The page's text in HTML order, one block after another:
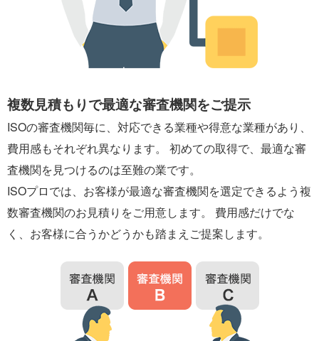
複数見積もりで最適な審査機関をご提示
ISOの審査機関毎に、対応できる業種や得意な業種があり、
費用感もそれぞれ異なります。 初めての取得で、最適な審
査機関を見つけるのは至難の業です。
ISOプロでは、お客様が最適な審査機関を選定できるよう複
数審査機関のお見積りをご用意します。 費用感だけでな
く、お客様に合うかどうかも踏まえご提案します。